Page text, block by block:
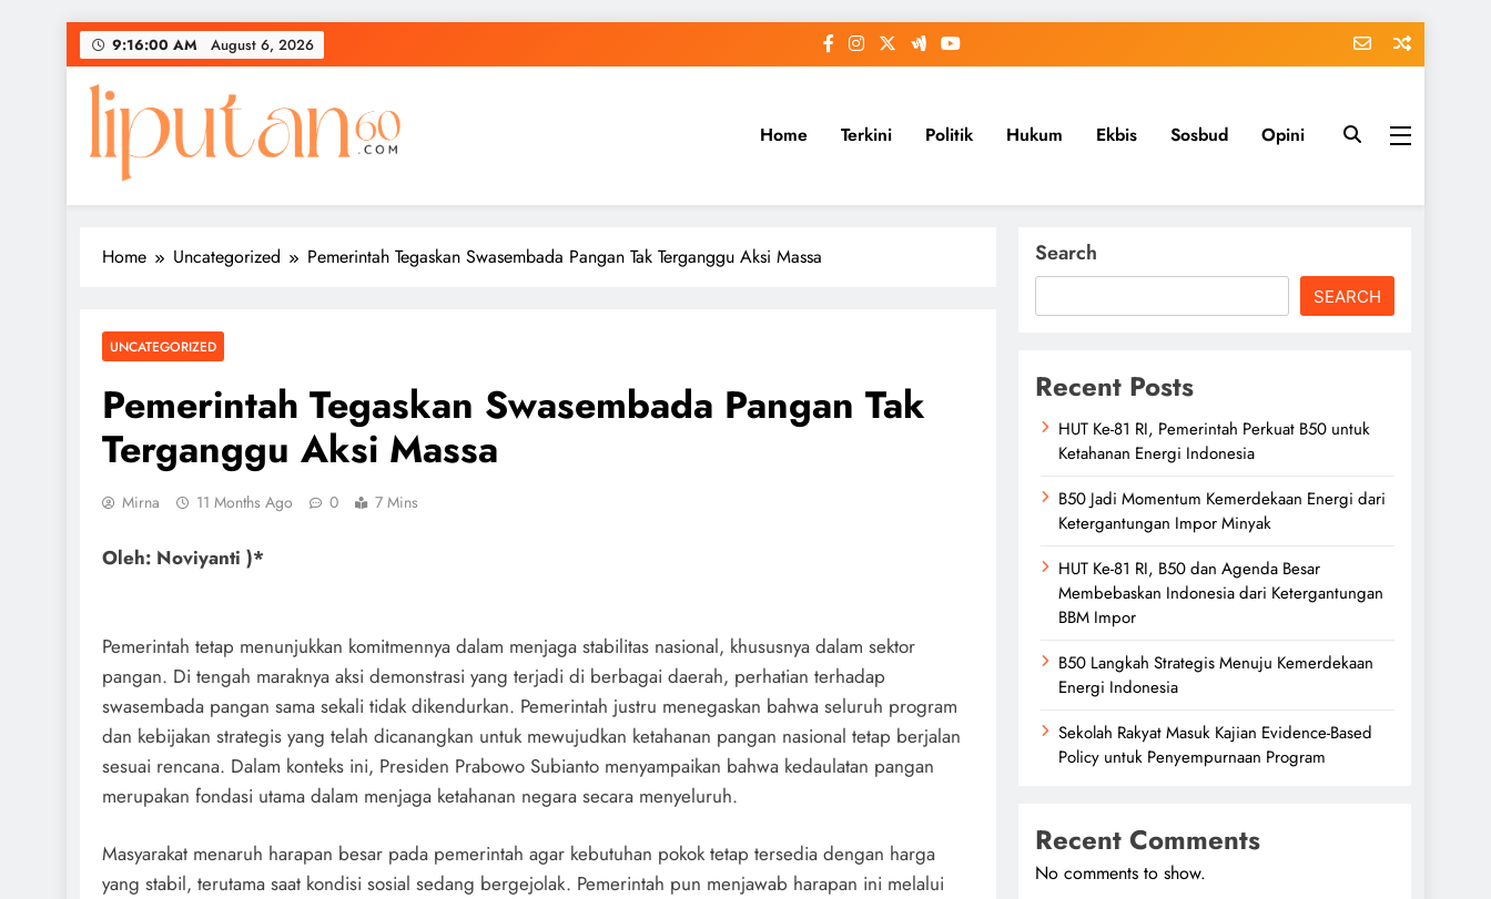
Skip
to
content
9:16:00 AM August 6, 2026
Home Terkini Politik Hukum Ekbis Sosbud Opini
Home Uncategorized Pemerintah Tegaskan Swasembada Pangan Tak Terganggu Aksi Massa
UNCATEGORIZED
Pemerintah Tegaskan Swasembada Pangan Tak
Terganggu Aksi Massa
Mirna 11 Months Ago 0 7 Mins
Oleh: Noviyanti )*
Pemerintah tetap menunjukkan komitmennya dalam menjaga stabilitas nasional, khususnya dalam sektor
pangan. Di tengah maraknya aksi demonstrasi yang terjadi di berbagai daerah, perhatian terhadap
swasembada pangan sama sekali tidak dikendurkan. Pemerintah justru menegaskan bahwa seluruh program
dan kebijakan strategis yang telah dicanangkan untuk mewujudkan ketahanan pangan nasional tetap berjalan
sesuai rencana. Dalam konteks ini, Presiden Prabowo Subianto menyampaikan bahwa kedaulatan pangan
merupakan fondasi utama dalam menjaga ketahanan negara secara menyeluruh.
Masyarakat menaruh harapan besar pada pemerintah agar kebutuhan pokok tetap tersedia dengan harga
yang stabil, terutama saat kondisi sosial sedang bergejolak. Pemerintah pun menjawab harapan ini melalui
Search
SEARCH
Recent Posts
HUT Ke-81 RI, Pemerintah Perkuat B50 untuk
Ketahanan Energi Indonesia
B50 Jadi Momentum Kemerdekaan Energi dari
Ketergantungan Impor Minyak
HUT Ke-81 RI, B50 dan Agenda Besar
Membebaskan Indonesia dari Ketergantungan
BBM Impor
B50 Langkah Strategis Menuju Kemerdekaan
Energi Indonesia
Sekolah Rakyat Masuk Kajian Evidence-Based
Policy untuk Penyempurnaan Program
Recent Comments
No comments to show.